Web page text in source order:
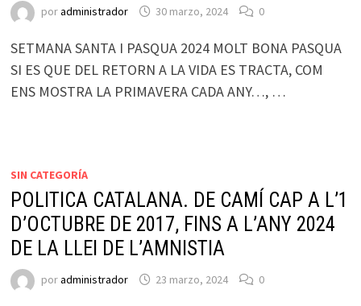
poradministrador 30 marzo, 2024 0
SETMANA SANTA I PASQUA 2024 MOLT BONA PASQUA
SI ES QUE DEL RETORN A LA VIDA ES TRACTA, COM
ENS MOSTRA LA PRIMAVERA CADA ANY…, …
SIN CATEGORÍA
POLITICA CATALANA. DE CAMÍ CAP A L’1
D’OCTUBRE DE 2017, FINS A L’ANY 2024
DE LA LLEI DE L’AMNISTIA
poradministrador 23 marzo, 2024 0